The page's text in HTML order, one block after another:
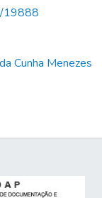
19888
Cunha Menezes